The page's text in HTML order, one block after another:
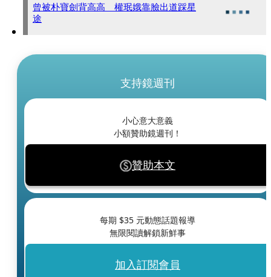
曾被朴寶劍背高高 權珉娥靠臉出道踩星
途
支持鏡週刊
小心意大意義
小額贊助鏡週刊！
贊助本文
每期 $35 元動態話題報導
無限閱讀解鎖新鮮事
加入訂閱會員